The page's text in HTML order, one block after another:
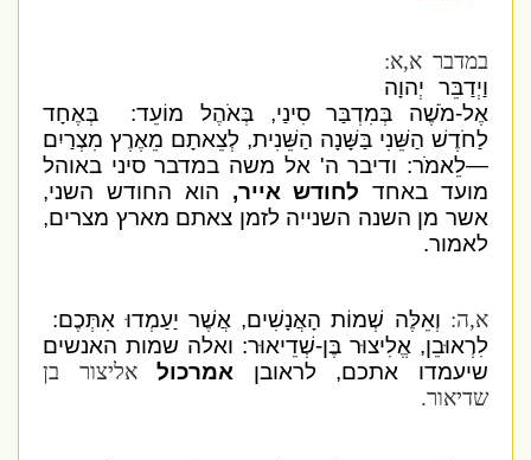
במדבר א,א:
וַיְדַבֵּר יְהוָה
אֶל-מֹשֶׁה בְּמִדְבַּר סִינַי, בְּאֹהֶל מוֹעֵד: בְּאֶחָד
לַחֹדֶשׁ הַשֵּׁנִי בַּשָּׁנָה הַשֵּׁנִית, לְצֵאתָם מֵאֶרֶץ מִצְרַיִם
—לֵאמֹר: ודיבר ה' אל משה במדבר סיני באוהל
מועד באחדלחודש אייר,הוא החודש השני,
אשר מן השנה השנייה לזמן צאתם מארץ מצרים,
לאמור.
א,ה:וְאֵלֶּה שְׁמוֹת הָאֲנָשִׁים, אֲשֶׁר יַעַמְדוּ אִתְּכֶם:
לִרְאוּבֵן, אֱלִיצוּר בֶּן-שְׁדֵיאוּר: ואלה שמות האנשים
שיעמדו אתכם, לראובן
אמרכולאליצור בן
שדיאור.